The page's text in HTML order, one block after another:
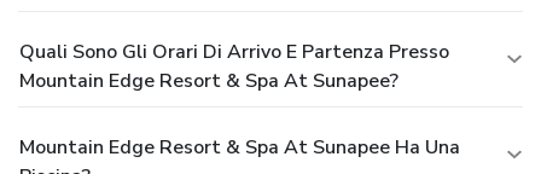
Quali Sono Gli Orari Di Arrivo E Partenza Presso
Mountain Edge Resort & Spa At Sunapee?
Mountain Edge Resort & Spa At Sunapee Ha Una